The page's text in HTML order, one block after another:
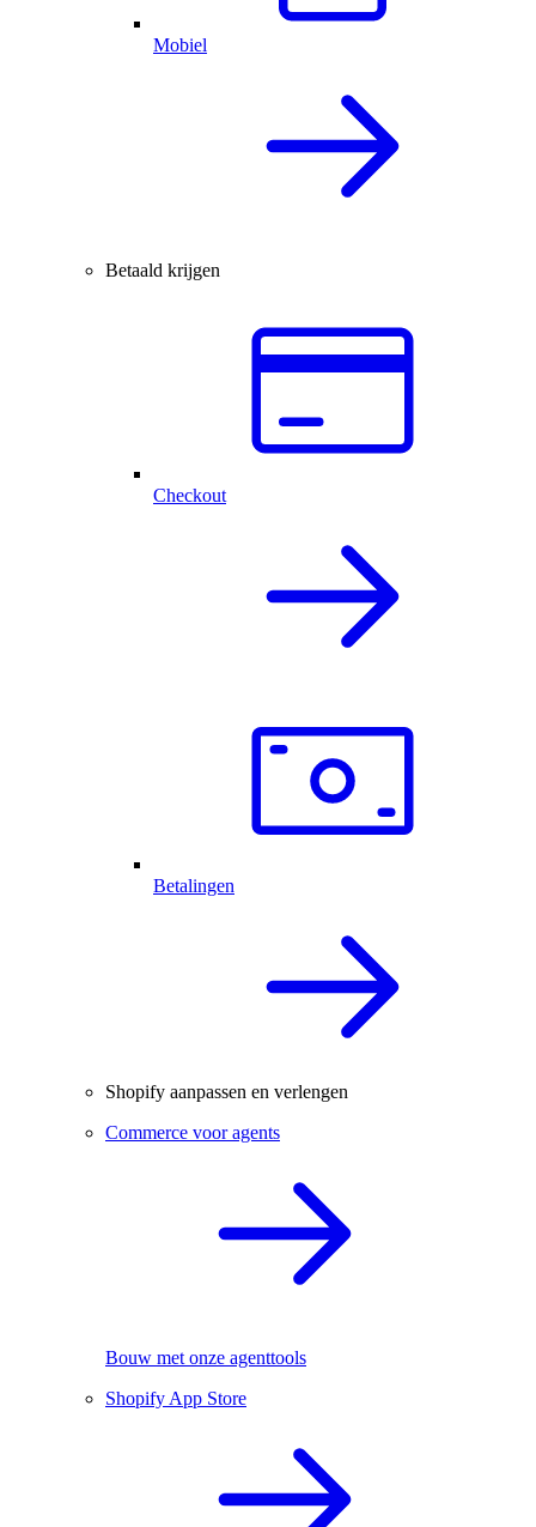
Mobiel
Betaald krijgen
Checkout
Betalingen
Shopify aanpassen en verlengen
Commerce voor agents
Bouw met onze agenttools
Shopify App Store